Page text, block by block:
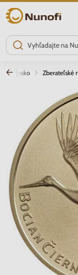
Nunofi.sk
Slovensko Zberateľské